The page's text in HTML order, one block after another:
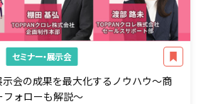
セミナー・展示会
示会の成果を最大化するノウハウ～商
ォローも解説～